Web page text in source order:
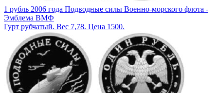
1 рубль 2006 года Подводные силы Военно-морского флота -
Эмблема ВМФ
Гурт рубчатый. Вес 7,78. Цена 1500.